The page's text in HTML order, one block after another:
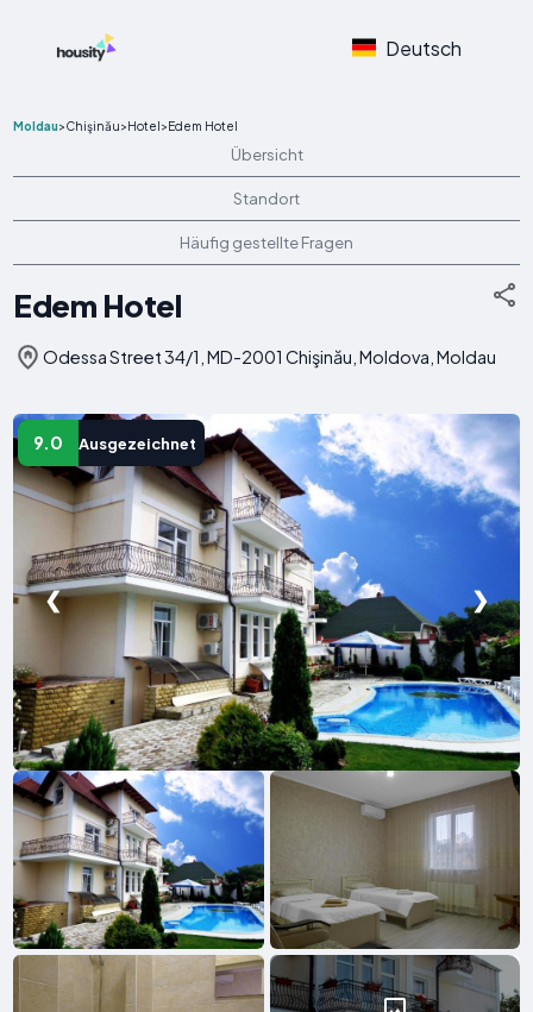
Deutsch
Moldau>Chişinău>Hotel>Edem Hotel
Übersicht
Standort
Häufig gestellte Fragen
Edem Hotel
Odessa Street 34/1, MD-2001 Chişinău, Moldova, Moldau
9.0 Ausgezeichnet
❮ ❯